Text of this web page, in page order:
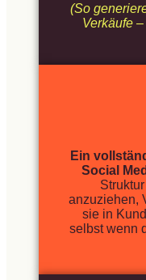
(So
Verkäufe
Ein
Social
anzuziehen,
sie in
selbst wenn